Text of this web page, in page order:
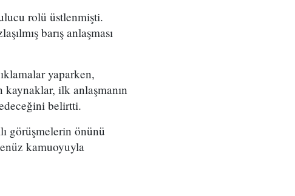
rolü üstlenmişti.
barış anlaşması
yaparken,
kaynaklar, ilk anlaşmanın
belirtti.
görüşmelerin önünü
kamuoyuyla